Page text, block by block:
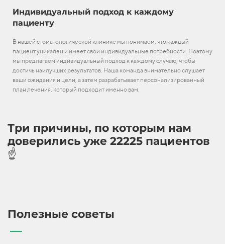
Индивидуальный подход к каждому
пациенту
В нашей стоматологической клинике мы понимаем, что каждый
пациент уникален и имеет свои индивидуальные потребности. Поэтому
мы предлагаем индивидуальный подход к каждому случаю, чтобы
достичь наилучших результатов. Наша команда внимательно слушает
ваши ожидания и цели, а затем разрабатывает персонализированный
план лечения, который подходит именно вам.
Три причины, по которым нам
доверились уже 22225 пациентов
☝️
Полезные советы